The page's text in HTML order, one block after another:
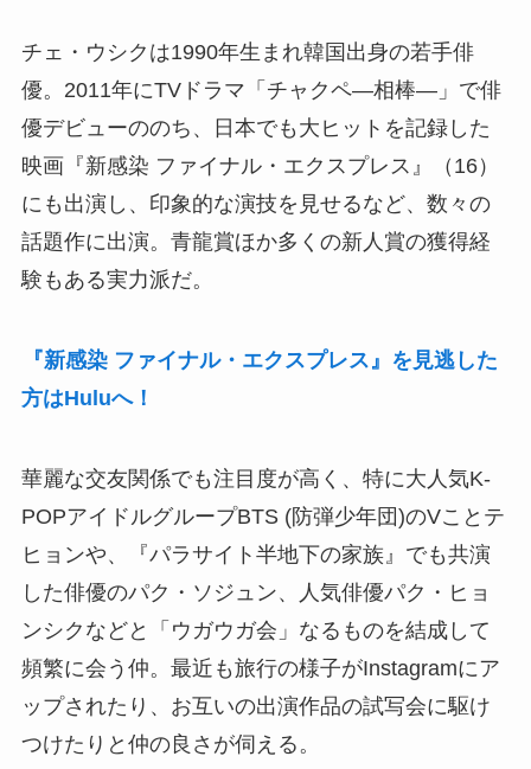
チェ・ウシクは1990年生まれ韓国出身の若手俳
優。2011年にTVドラマ「チャクペ―相棒―」で俳
優デビューののち、日本でも大ヒットを記録した
映画『新感染 ファイナル・エクスプレス』（16）
にも出演し、印象的な演技を見せるなど、数々の
話題作に出演。青龍賞ほか多くの新人賞の獲得経
験もある実力派だ。
『新感染 ファイナル・エクスプレス』を見逃した
方はHuluへ！
華麗な交友関係でも注目度が高く、特に大人気K-
POPアイドルグループBTS (防弾少年団)のVことテ
ヒョンや、『パラサイト半地下の家族』でも共演
した俳優のパク・ソジュン、人気俳優パク・ヒョ
ンシクなどと「ウガウガ会」なるものを結成して
頻繁に会う仲。最近も旅行の様子がInstagramにア
ップされたり、お互いの出演作品の試写会に駆け
つけたりと仲の良さが伺える。